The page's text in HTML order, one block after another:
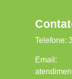
Telefone:
Email: